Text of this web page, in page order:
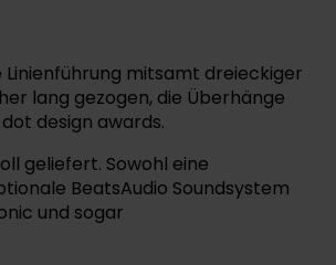
Linienführung mitsamt dreieckiger
lang gezogen, die Überhänge
design awards.
geliefert. Sowohl eine
BeatsAudio Soundsystem
und sogar